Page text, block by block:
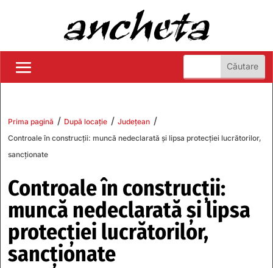
Prima pagină / După locație / Județean /
Controale în construcții: muncă nedeclarată și lipsa protecției lucrătorilor,
sancționate
Controale în construcții:
muncă nedeclarată și lipsa
protecției lucrătorilor,
sancționate